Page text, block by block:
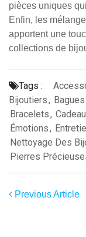
pièces uniques
Enfin, les
apportent une
collections de
Tags :
Bijoutiers, Bagues
Bracelets,
Émotions,
Nettoyage Des
Pierres
Previous Article